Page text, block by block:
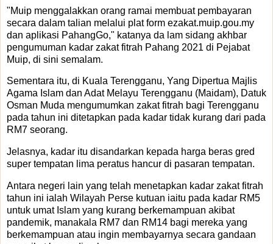
"Muip menggalakkan orang ramai membuat pembayaran
secara dalam talian melalui plat form ezakat.muip.gou.my
dan aplikasi PahangGo," katanya da lam sidang akhbar
pengumuman kadar zakat fitrah Pahang 2021 di Pejabat
Muip, di sini semalam.
Sementara itu, di Kuala Terengganu, Yang Dipertua Majlis
Agama Islam dan Adat Melayu Terengganu (Maidam), Datuk
Osman Muda mengumumkan zakat fitrah bagi Terengganu
pada tahun ini ditetapkan pada kadar tidak kurang dari pada
RM7 seorang.
Jelasnya, kadar itu disandarkan kepada harga beras gred
super tempatan lima peratus hancur di pasaran tempatan.
Antara negeri lain yang telah menetapkan kadar zakat fitrah
tahun ini ialah Wilayah Perse kutuan iaitu pada kadar RM5
untuk umat Islam yang kurang berkemampuan akibat
pandemik, manakala RM7 dan RM14 bagi mereka yang
berkemampuan atau ingin membayarnya secara gandaan